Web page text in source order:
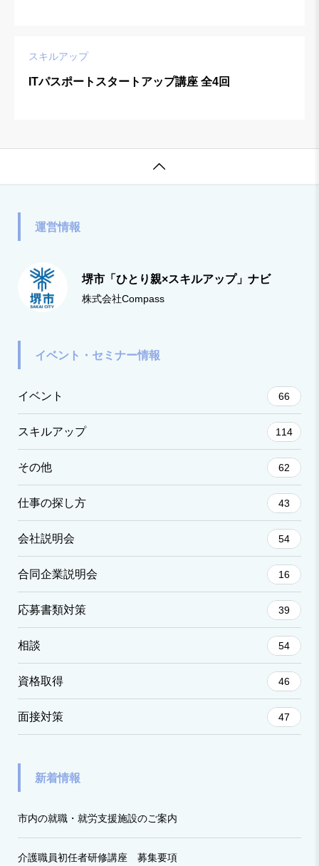
スキルアップ
ITパスポートスタートアップ講座 全4回

運営情報
堺市「ひとり親×スキルアップ」ナビ
株式会社Compass
イベント・セミナー情報
イベント 66
スキルアップ 114
その他 62
仕事の探し方 43
会社説明会 54
合同企業説明会 16
応募書類対策 39
相談 54
資格取得 46
面接対策 47
新着情報
市内の就職・就労支援施設のご案内
介護職員初任者研修講座 募集要項